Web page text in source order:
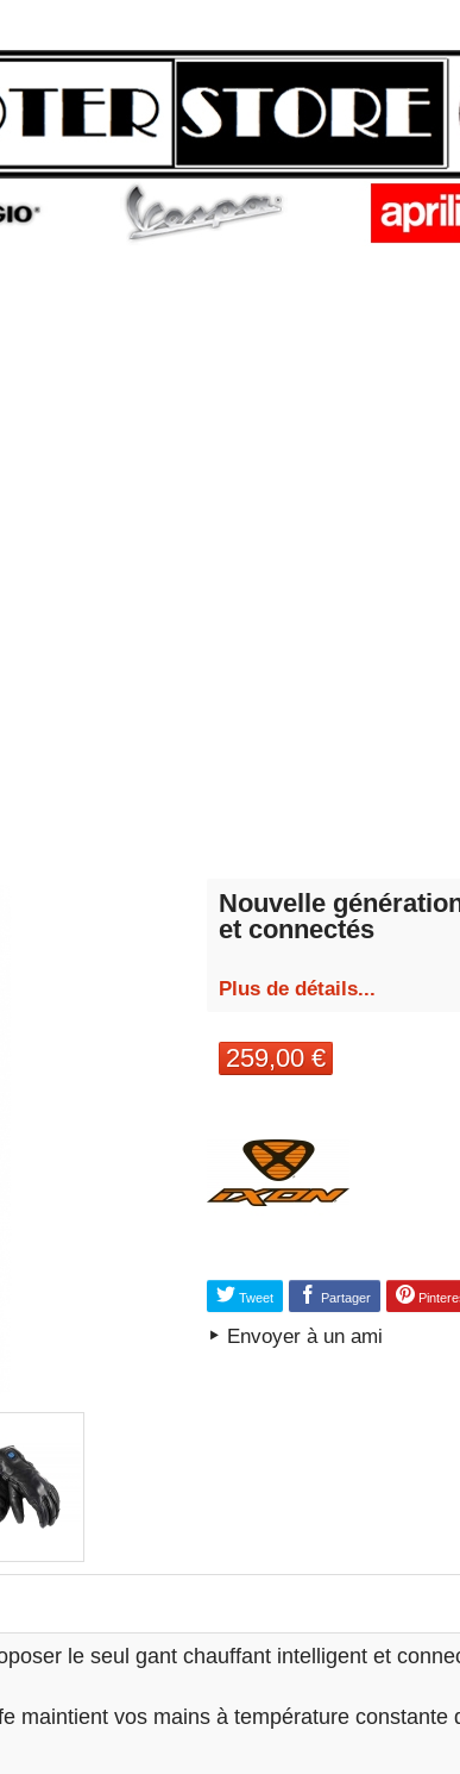
Nouvelle
et connectés
Plus de détails...
259,00 €
Tweet Partager
Envoyer à un ami
le seul gant chauffant intelligent et
maintient vos mains à température